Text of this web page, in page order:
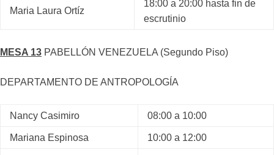
Maria Laura Ortíz
18:00 a 20:00 hasta fin de
escrutinio
MESA 13 PABELLÓN VENEZUELA (Segundo Piso)
DEPARTAMENTO DE ANTROPOLOGÍA
Nancy Casimiro 08:00 a 10:00
Mariana Espinosa 10:00 a 12:00